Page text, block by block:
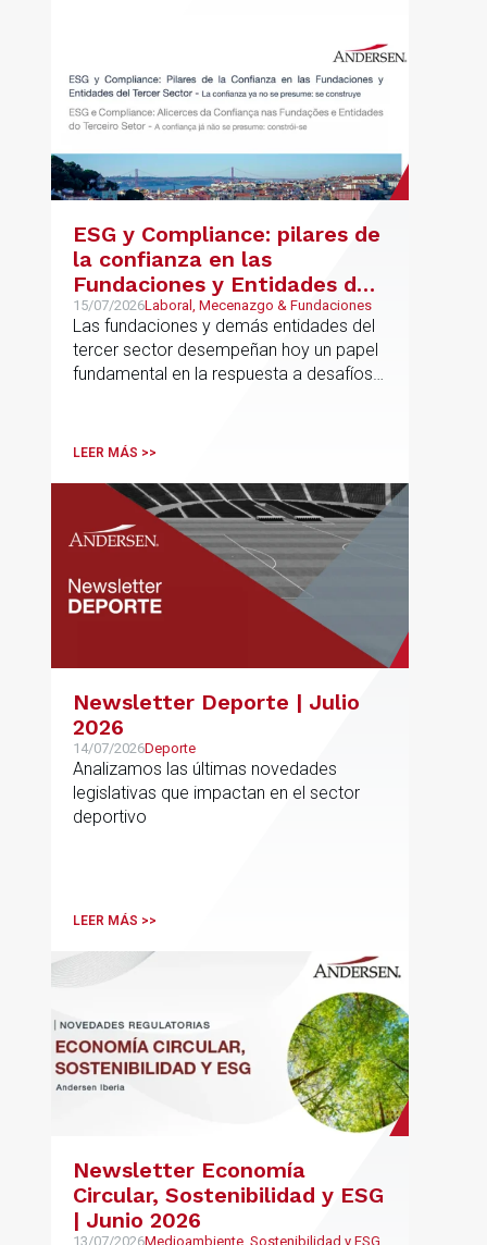
ESG y Compliance: pilares de
la confianza en las
Fundaciones y Entidades del
Tercer Sector – La confianza
ya no se presume, se
construye
15/07/2026Laboral, Mecenazgo & Fundaciones
Las fundaciones y demás entidades del
tercer sector desempeñan hoy un papel
fundamental en la respuesta a desafíos
LEER MÁS >>
Newsletter Deporte | Julio
2026
14/07/2026Deporte
Analizamos las últimas novedades
legislativas que impactan en el sector
deportivo
LEER MÁS >>
Newsletter Economía
Circular, Sostenibilidad y ESG
| Junio 2026
13/07/2026Medioambiente, Sostenibilidad y ESG